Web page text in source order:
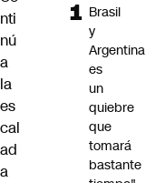
nti
nú
a
la
es
cal
ad
a
Brasil
y
Argentina
es
un
quiebre
que
tomará
bastante